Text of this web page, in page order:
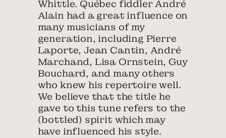
Whittle. Québec fiddler André
Alain had a great influence on
many musicians of my
generation, including Pierre
Laporte, Jean Cantin, André
Marchand, Lisa Ornstein, Guy
Bouchard, and many others
who knew his repertoire well.
We believe that the title he
gave to this tune refers to the
(bottled) spirit which may
have influenced his style.